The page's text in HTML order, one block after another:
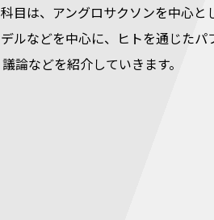
目は、アングロサクソンを中心と
ルなどを中心に、ヒトを通じたパ
論などを紹介していきます。